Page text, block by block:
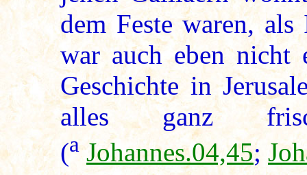
dem Feste waren,
war auch eben nicht
Geschichte in
alles ganz
(a Johannes.04,45;